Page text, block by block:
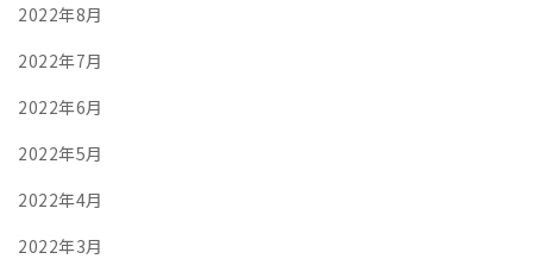
2022年8月
2022年7月
2022年6月
2022年5月
2022年4月
2022年3月